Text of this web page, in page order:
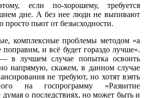
если по-хорошему, требуется
дне. А без нее люди не выпивают
просто пьют от безысходности.
комплексные проблемы методом «а
и всё будет гораздо лучше».
в лучшем случае попытка освоить
напрямую, скажем, в данном случае
не требуют, но хотят взять
на госпрограмму «Развитие
думая о последствиях, но может быть и